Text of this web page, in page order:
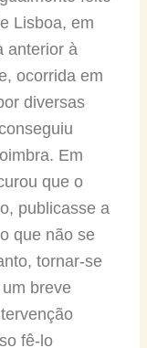
Lisboa, em
anterior à
ocorrida em
diversas
Em
que o
publicasse a
que não se
tornar-se
breve
fê-lo